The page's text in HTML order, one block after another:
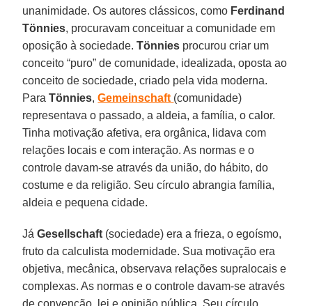
unanimidade. Os autores clássicos, como Ferdinand
Tönnies, procuravam conceituar a comunidade em
oposição à sociedade.Tönnies procurou criar um
conceito “puro” de comunidade, idealizada, oposta ao
conceito de sociedade, criado pela vida moderna.
ParaTönnies,Gemeinschaft (comunidade)
representava o passado, a aldeia, a família, o calor.
Tinha motivação afetiva, era orgânica, lidava com
relações locais e com interação. As normas e o
controle davam-se através da união, do hábito, do
costume e da religião. Seu círculo abrangia família,
aldeia e pequena cidade.
JáGesellschaft (sociedade) era a frieza, o egoísmo,
fruto da calculista modernidade. Sua motivação era
objetiva, mecânica, observava relações supralocais e
complexas. As normas e o controle davam-se através
de convenção, lei e opinião pública. Seu círculo